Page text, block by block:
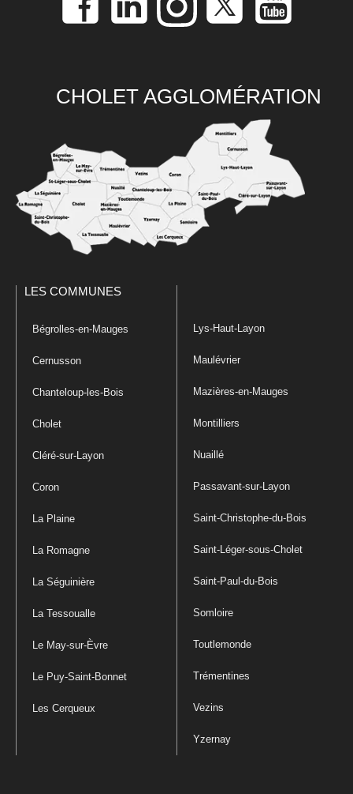
CHOLET AGGLOMÉRATION
LES COMMUNES
Bégrolles-en-Mauges
Cernusson
Chanteloup-les-Bois
Cholet
Cléré-sur-Layon
Coron
La Plaine
La Romagne
La Séguinière
La Tessoualle
Le May-sur-Èvre
Le Puy-Saint-Bonnet
Les Cerqueux
Lys-Haut-Layon
Maulévrier
Mazières-en-Mauges
Montilliers
Nuaillé
Passavant-sur-Layon
Saint-Christophe-du-Bois
Saint-Léger-sous-Cholet
Saint-Paul-du-Bois
Somloire
Toutlemonde
Trémentines
Vezins
Yzernay